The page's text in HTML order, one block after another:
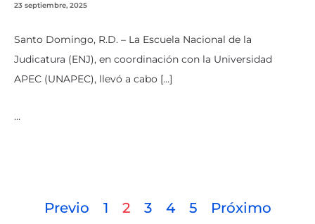
23 septiembre, 2025
Santo Domingo, R.D. – La Escuela Nacional de la
Judicatura (ENJ), en coordinación con la Universidad
APEC (UNAPEC), llevó a cabo […]
…
Previo 1 2 3 4 5 Próximo